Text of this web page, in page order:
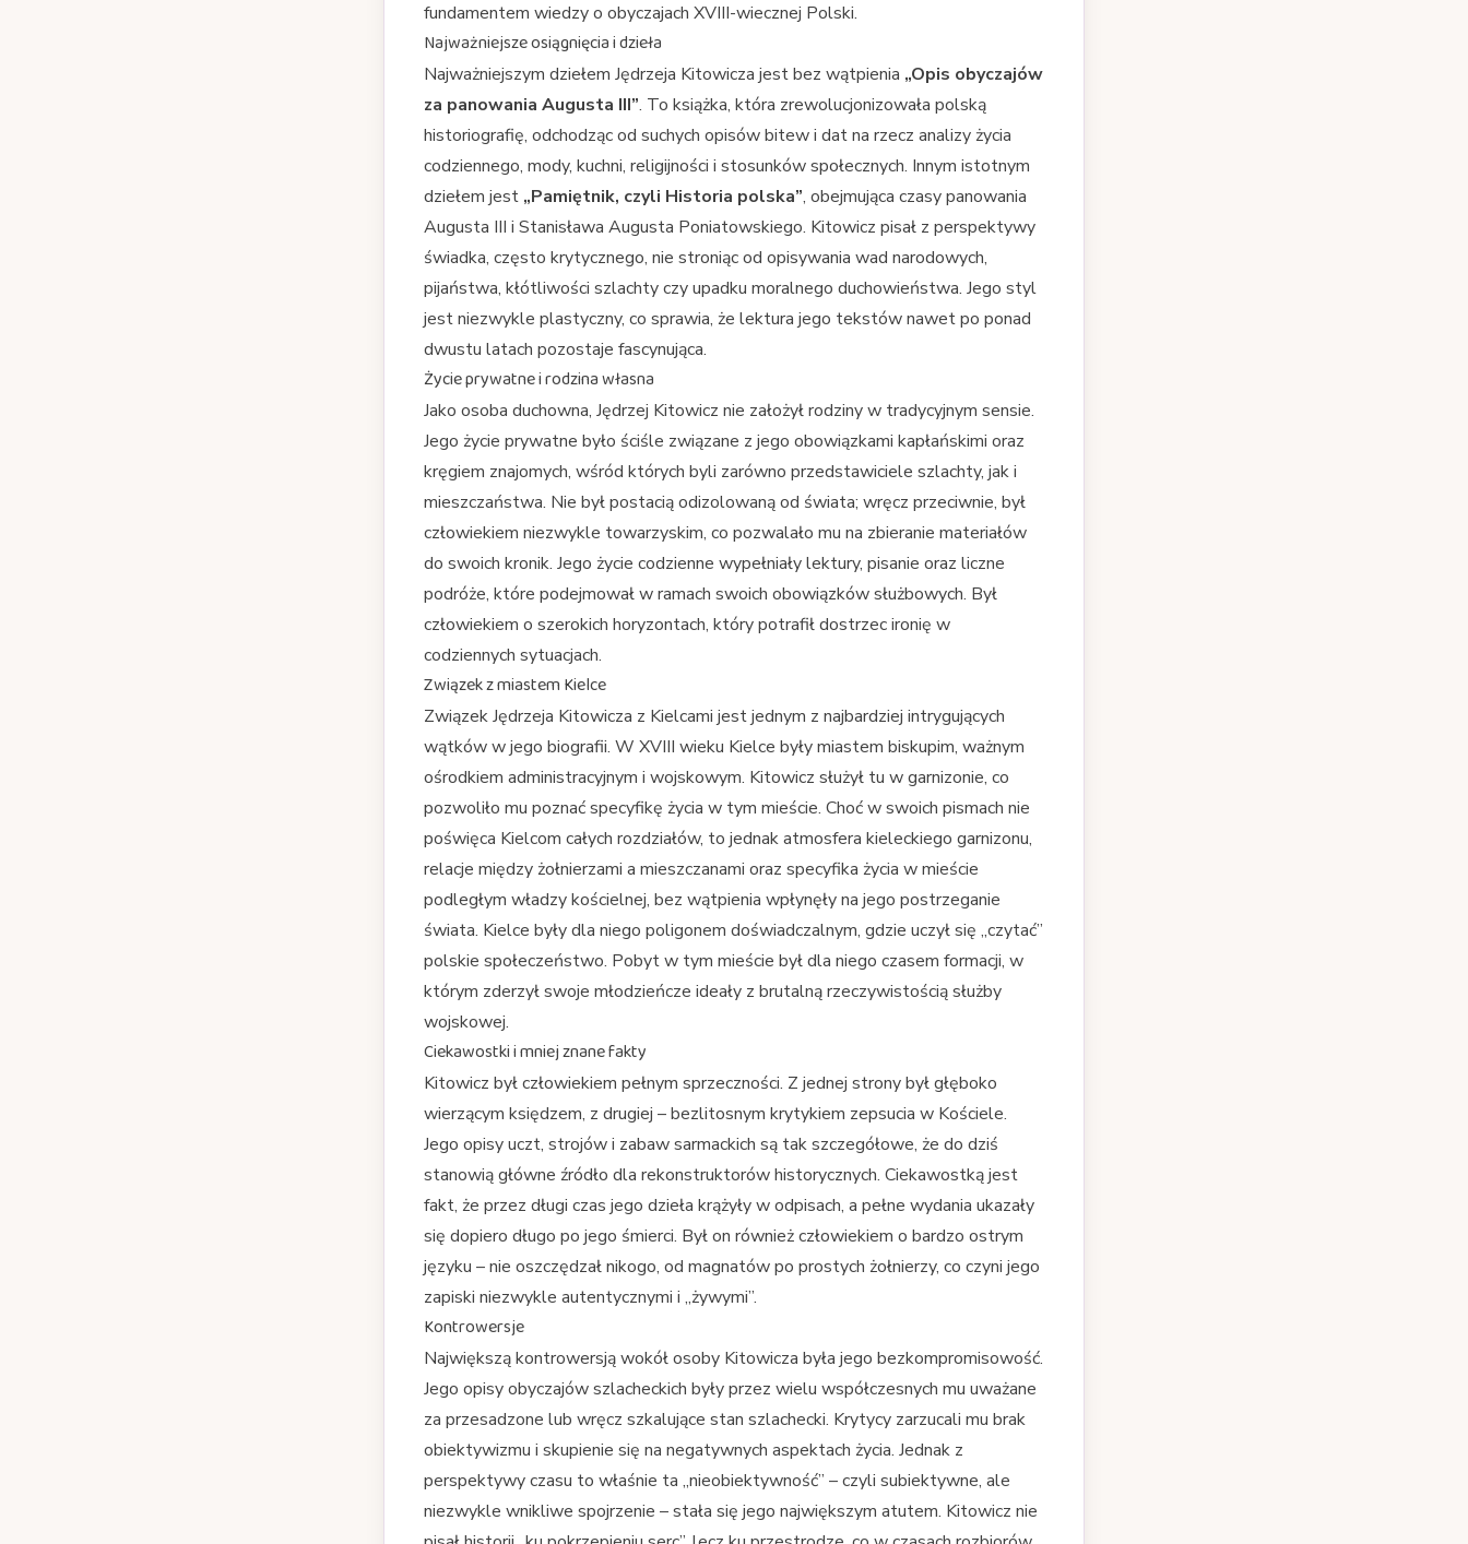
fundamentem wiedzy o obyczajach XVIII-wiecznej Polski.
Najważniejsze osiągnięcia i dzieła
Najważniejszym dziełem Jędrzeja Kitowicza jest bez wątpienia „Opis obyczajów
za panowania Augusta III”. To książka, która zrewolucjonizowała polską
historiografię, odchodząc od suchych opisów bitew i dat na rzecz analizy życia
codziennego, mody, kuchni, religijności i stosunków społecznych. Innym istotnym
dziełem jest „Pamiętnik, czyli Historia polska”, obejmująca czasy panowania
Augusta III i Stanisława Augusta Poniatowskiego. Kitowicz pisał z perspektywy
świadka, często krytycznego, nie stroniąc od opisywania wad narodowych,
pijaństwa, kłótliwości szlachty czy upadku moralnego duchowieństwa. Jego styl
jest niezwykle plastyczny, co sprawia, że lektura jego tekstów nawet po ponad
dwustu latach pozostaje fascynująca.
Życie prywatne i rodzina własna
Jako osoba duchowna, Jędrzej Kitowicz nie założył rodziny w tradycyjnym sensie.
Jego życie prywatne było ściśle związane z jego obowiązkami kapłańskimi oraz
kręgiem znajomych, wśród których byli zarówno przedstawiciele szlachty, jak i
mieszczaństwa. Nie był postacią odizolowaną od świata; wręcz przeciwnie, był
człowiekiem niezwykle towarzyskim, co pozwalało mu na zbieranie materiałów
do swoich kronik. Jego życie codzienne wypełniały lektury, pisanie oraz liczne
podróże, które podejmował w ramach swoich obowiązków służbowych. Był
człowiekiem o szerokich horyzontach, który potrafił dostrzec ironię w
codziennych sytuacjach.
Związek z miastem Kielce
Związek Jędrzeja Kitowicza z Kielcami jest jednym z najbardziej intrygujących
wątków w jego biografii. W XVIII wieku Kielce były miastem biskupim, ważnym
ośrodkiem administracyjnym i wojskowym. Kitowicz służył tu w garnizonie, co
pozwoliło mu poznać specyfikę życia w tym mieście. Choć w swoich pismach nie
poświęca Kielcom całych rozdziałów, to jednak atmosfera kieleckiego garnizonu,
relacje między żołnierzami a mieszczanami oraz specyfika życia w mieście
podległym władzy kościelnej, bez wątpienia wpłynęły na jego postrzeganie
świata. Kielce były dla niego poligonem doświadczalnym, gdzie uczył się „czytać”
polskie społeczeństwo. Pobyt w tym mieście był dla niego czasem formacji, w
którym zderzył swoje młodzieńcze ideały z brutalną rzeczywistością służby
wojskowej.
Ciekawostki i mniej znane fakty
Kitowicz był człowiekiem pełnym sprzeczności. Z jednej strony był głęboko
wierzącym księdzem, z drugiej – bezlitosnym krytykiem zepsucia w Kościele.
Jego opisy uczt, strojów i zabaw sarmackich są tak szczegółowe, że do dziś
stanowią główne źródło dla rekonstruktorów historycznych. Ciekawostką jest
fakt, że przez długi czas jego dzieła krążyły w odpisach, a pełne wydania ukazały
się dopiero długo po jego śmierci. Był on również człowiekiem o bardzo ostrym
języku – nie oszczędzał nikogo, od magnatów po prostych żołnierzy, co czyni jego
zapiski niezwykle autentycznymi i „żywymi”.
Kontrowersje
Największą kontrowersją wokół osoby Kitowicza była jego bezkompromisowość.
Jego opisy obyczajów szlacheckich były przez wielu współczesnych mu uważane
za przesadzone lub wręcz szkalujące stan szlachecki. Krytycy zarzucali mu brak
obiektywizmu i skupienie się na negatywnych aspektach życia. Jednak z
perspektywy czasu to właśnie ta „nieobiektywność” – czyli subiektywne, ale
niezwykle wnikliwe spojrzenie – stała się jego największym atutem. Kitowicz nie